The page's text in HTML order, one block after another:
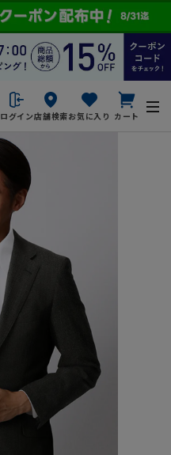
ログイン店舗検索お気に入り カート